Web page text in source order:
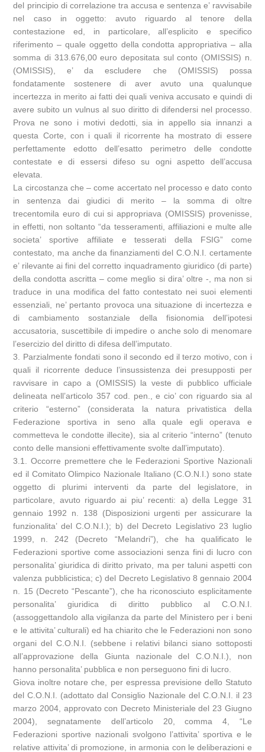
del principio di correlazione tra accusa e sentenza e’ ravvisabile
nel caso in oggetto: avuto riguardo al tenore della
contestazione ed, in particolare, all’esplicito e specifico
riferimento – quale oggetto della condotta appropriativa – alla
somma di 313.676,00 euro depositata sul conto (OMISSIS) n.
(OMISSIS), e’ da escludere che (OMISSIS) possa
fondatamente sostenere di aver avuto una qualunque
incertezza in merito ai fatti dei quali veniva accusato e quindi di
avere subito un vulnus al suo diritto di difendersi nel processo.
Prova ne sono i motivi dedotti, sia in appello sia innanzi a
questa Corte, con i quali il ricorrente ha mostrato di essere
perfettamente edotto dell’esatto perimetro delle condotte
contestate e di essersi difeso su ogni aspetto dell’accusa
elevata.
La circostanza che – come accertato nel processo e dato conto
in sentenza dai giudici di merito – la somma di oltre
trecentomila euro di cui si appropriava (OMISSIS) provenisse,
in effetti, non soltanto “da tesseramenti, affiliazioni e multe alle
societa’ sportive affiliate e tesserati della FSIG” come
contestato, ma anche da finanziamenti del C.O.N.I. certamente
e’ rilevante ai fini del corretto inquadramento giuridico (di parte)
della condotta ascritta – come meglio si dira’ oltre -, ma non si
traduce in una modifica del fatto contestato nei suoi elementi
essenziali, ne’ pertanto provoca una situazione di incertezza e
di cambiamento sostanziale della fisionomia dell’ipotesi
accusatoria, suscettibile di impedire o anche solo di menomare
l’esercizio del diritto di difesa dell’imputato.
3. Parzialmente fondati sono il secondo ed il terzo motivo, con i
quali il ricorrente deduce l’insussistenza dei presupposti per
ravvisare in capo a (OMISSIS) la veste di pubblico ufficiale
delineata nell’articolo 357 cod. pen., e cio’ con riguardo sia al
criterio “esterno” (considerata la natura privatistica della
Federazione sportiva in seno alla quale egli operava e
commetteva le condotte illecite), sia al criterio “interno” (tenuto
conto delle mansioni effettivamente svolte dall’imputato).
3.1. Occorre premettere che le Federazioni Sportive Nazionali
ed il Comitato Olimpico Nazionale Italiano (C.O.N.I.) sono state
oggetto di plurimi interventi da parte del legislatore, in
particolare, avuto riguardo ai piu’ recenti: a) della Legge 31
gennaio 1992 n. 138 (Disposizioni urgenti per assicurare la
funzionalita’ del C.O.N.I.); b) del Decreto Legislativo 23 luglio
1999, n. 242 (Decreto “Melandri”), che ha qualificato le
Federazioni sportive come associazioni senza fini di lucro con
personalita’ giuridica di diritto privato, ma per taluni aspetti con
valenza pubblicistica; c) del Decreto Legislativo 8 gennaio 2004
n. 15 (Decreto “Pescante”), che ha riconosciuto esplicitamente
personalita’ giuridica di diritto pubblico al C.O.N.I.
(assoggettandolo alla vigilanza da parte del Ministero per i beni
e le attivita’ culturali) ed ha chiarito che le Federazioni non sono
organi del C.O.N.I. (sebbene i relativi bilanci siano sottoposti
all’approvazione della Giunta nazionale del C.O.N.I.), non
hanno personalita’ pubblica e non perseguono fini di lucro.
Giova inoltre notare che, per espressa previsione dello Statuto
del C.O.N.I. (adottato dal Consiglio Nazionale del C.O.N.I. il 23
marzo 2004, approvato con Decreto Ministeriale del 23 Giugno
2004), segnatamente dell’articolo 20, comma 4, “Le
Federazioni sportive nazionali svolgono l’attivita’ sportiva e le
relative attivita’ di promozione, in armonia con le deliberazioni e